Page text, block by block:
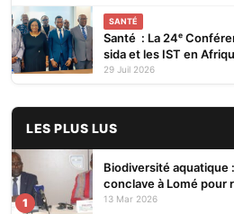
SANTÉ
Santé : La 24ᵉ
sida et les IST en
Cotonou
29 Juil 2026
LES PLUS LUS
1
Biodiversité aquatique
conclave à Lomé pour
écosystèmes
13 Mar 2026